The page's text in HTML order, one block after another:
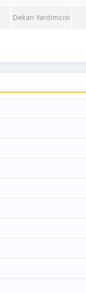
Dekan Yardımcısı